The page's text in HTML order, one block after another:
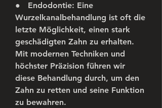
● Endodontie: Eine
Wurzelkanalbehandlung ist oft die
letzte Möglichkeit, einen stark
geschädigten Zahn zu erhalten.
Mit modernen Techniken und
höchster Präzision führen wir
diese Behandlung durch, um den
Zahn zu retten und seine Funktion
zu bewahren.